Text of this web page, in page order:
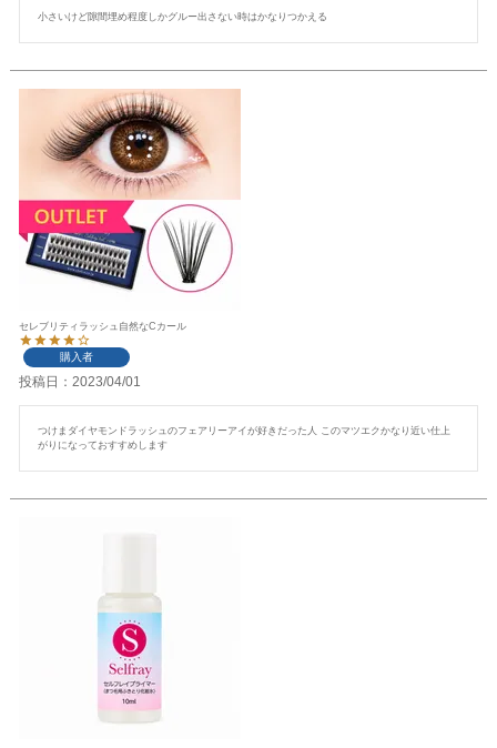
小さいけど隙間埋め程度しかグルー出さない時はかなりつかえる
セレブリティラッシュ自然なCカール
購入者
投稿日 2023/04/01
つけまダイヤモンドラッシュのフェアリーアイが好きだった人 このマツエクかなり近い仕上
がりになっておすすめします